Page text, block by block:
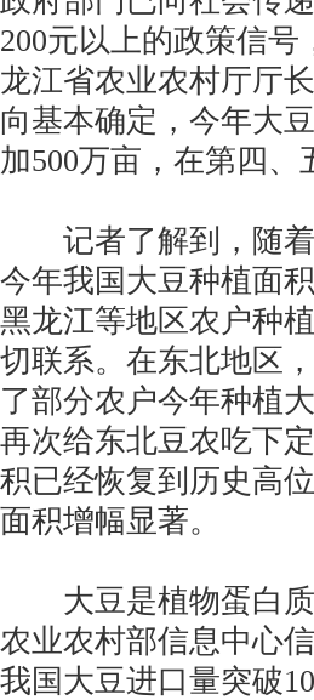
200元以上的政策信
龙江省农业农村厅厅
向基本确定，今年大
加500万亩，在第四
记者了解到，随着
今年我国大豆种植面
黑龙江等地区农户种
切联系。在东北地区
了部分农户今年种植
再次给东北豆农吃下
积已经恢复到历史高
面积增幅显著。
大豆是植物蛋白质
农业农村部信息中心
我国大豆进口量突破